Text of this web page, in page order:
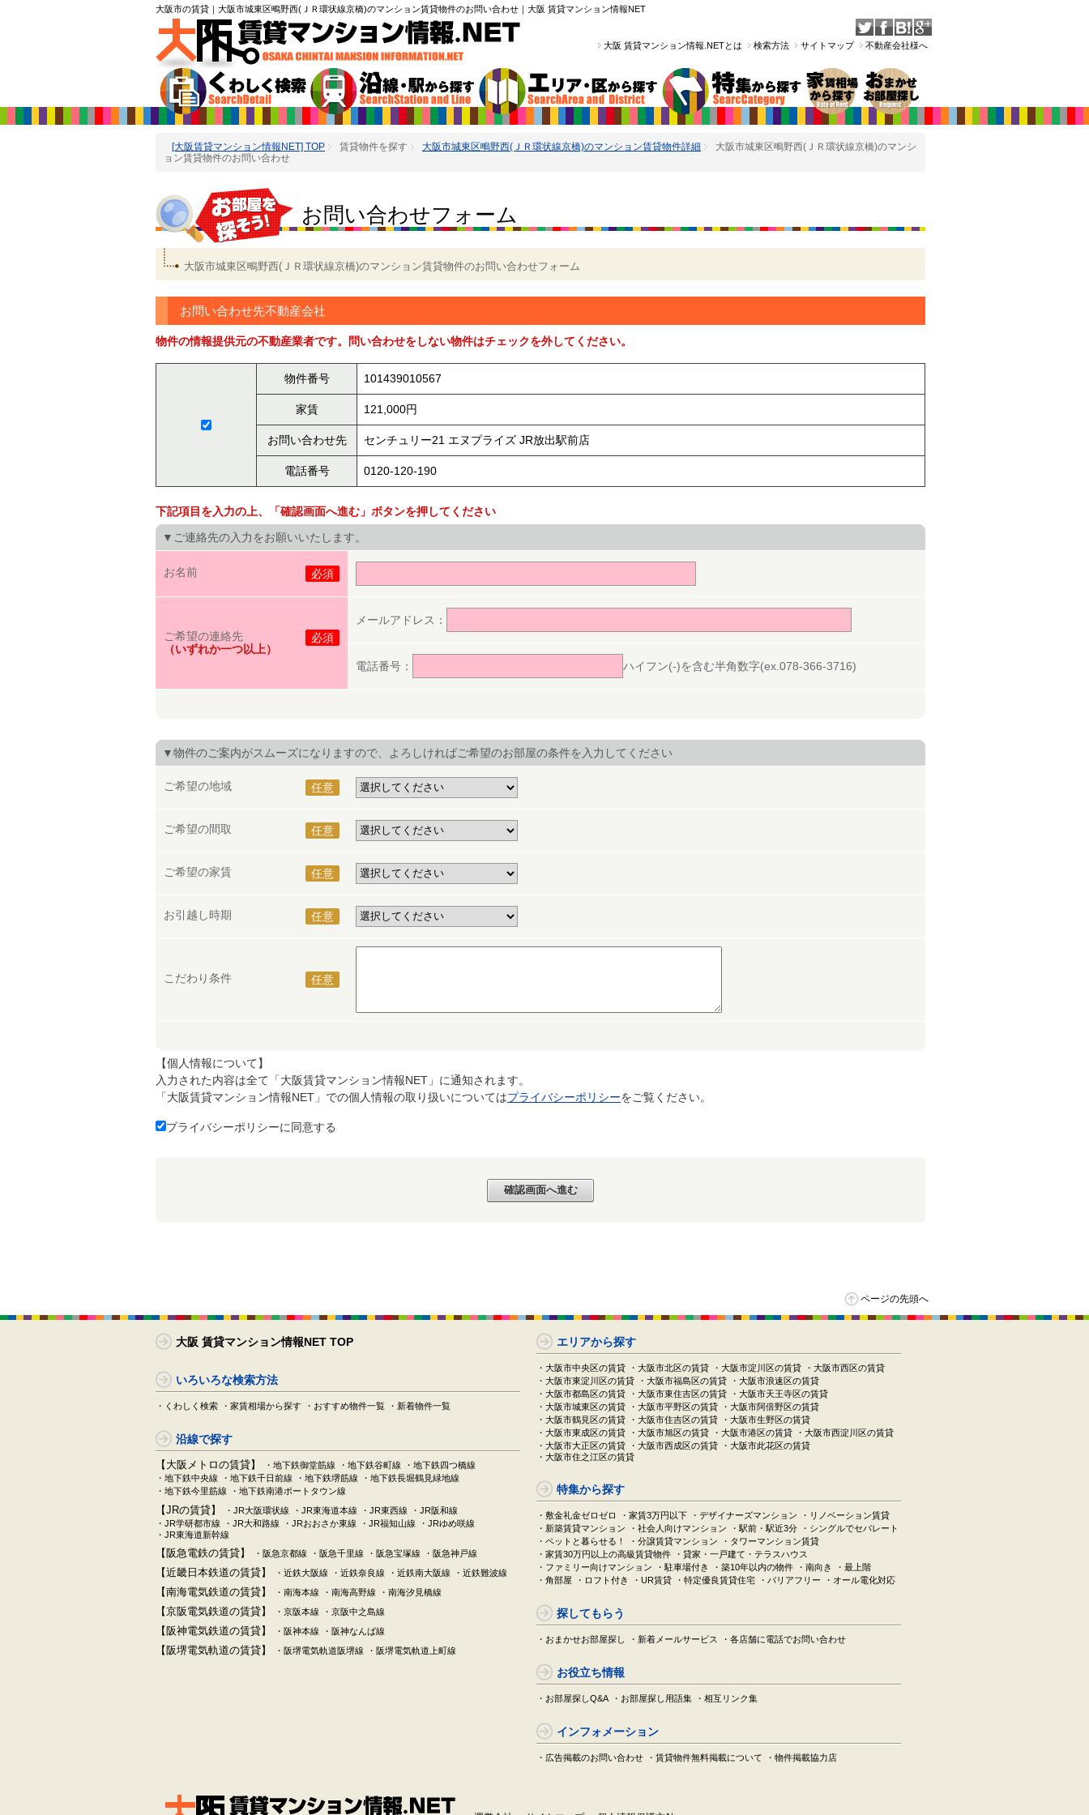
大阪市の賃貸 ｜大阪市城東区鴫野西(ＪＲ環状線京橋)のマンション賃貸物件のお問い合わせ｜大阪 賃貸マンション情報NET
大阪 賃貸マンション情報.NETとは 検索方法 サイトマップ 不動産会社様へ
[大阪賃貸マンション情報NET] TOP 賃貸物件を探す 大阪市城東区鴫野西(ＪＲ環状線京橋)のマンション賃貸物件詳細
大阪市城東区鴫野西(ＪＲ環状線京橋)のマンシ
ョン賃貸物件のお問い合わせ
お問い合わせフォーム
大阪市城東区鴫野西(ＪＲ環状線京橋)のマンション賃貸物件のお問い合わせフォーム
お問い合わせ先不動産会社
物件の情報提供元の不動産業者です。問い合わせをしない物件はチェックを外してください。
物件番号 101439010567
家賃 121,000円
お問い合わせ先 センチュリー21 エヌプライズ JR放出駅前店
電話番号 0120-120-190
下記項目を入力の上、「確認画面へ進む」ボタンを押してください
▼ご連絡先の入力をお願いいたします。
お名前 必須
ご希望の連絡先
必須
（いずれか一つ以上）
メールアドレス：
電話番号： ハイフン(-)を含む半角数字(ex.078-366-3716)
▼物件のご案内がスムーズになりますので、よろしければご希望のお部屋の条件を入力してください
ご希望の地域 任意
ご希望の間取 任意
ご希望の家賃 任意
お引越し時期 任意
こだわり条件 任意
【個人情報について】
入力された内容は全て「大阪賃貸マンション情報NET」に通知されます。
「大阪賃貸マンション情報NET」での個人情報の取り扱いについてはプライバシーポリシーをご覧ください。
プライバシーポリシーに同意する
ページの先頭へ
大阪 賃貸マンション情報NET TOP
いろいろな検索方法
・くわしく検索 ・家賃相場から探す ・おすすめ物件一覧 ・新着物件一覧
沿線で探す
【大阪メトロの賃貸】 ・地下鉄御堂筋線 ・地下鉄谷町線
・地下鉄四つ橋線
・地下鉄中央線
・地下鉄千日前線 ・地下鉄堺筋線
・地下鉄長堀鶴見緑地線
・地下鉄今里筋線
・地下鉄南港ポートタウン線
【JRの賃貸】 ・JR大阪環状線 ・JR東海道本線 ・JR東西線
・JR阪和線
・JR学研都市線
・JR大和路線 ・JRおおさか東線 ・JR福知山線
・JRゆめ咲線
・JR東海道新幹線
【阪急電鉄の賃貸】 ・阪急京都線 ・阪急千里線 ・阪急宝塚線 ・阪急神戸線
【近畿日本鉄道の賃貸】 ・近鉄大阪線 ・近鉄奈良線 ・近鉄南大阪線 ・近鉄難波線
【南海電気鉄道の賃貸】 ・南海本線 ・南海高野線 ・南海汐見橋線
【京阪電気鉄道の賃貸】 ・京阪本線 ・京阪中之島線
【阪神電気鉄道の賃貸】 ・阪神本線 ・阪神なんば線
【阪堺電気軌道の賃貸】 ・阪堺電気軌道阪堺線 ・阪堺電気軌道上町線
エリアから探す
・大阪市中央区の賃貸 ・大阪市北区の賃貸 ・大阪市淀川区の賃貸
・大阪市西区の賃貸
・大阪市東淀川区の賃貸
・大阪市福島区の賃貸
・大阪市浪速区の賃貸
・大阪市都島区の賃貸
・大阪市東住吉区の賃貸
・大阪市天王寺区の賃貸
・大阪市城東区の賃貸
・大阪市平野区の賃貸
・大阪市阿倍野区の賃貸
・大阪市鶴見区の賃貸
・大阪市住吉区の賃貸
・大阪市生野区の賃貸
・大阪市東成区の賃貸
・大阪市旭区の賃貸 ・大阪市港区の賃貸
・大阪市西淀川区の賃貸
・大阪市大正区の賃貸
・大阪市西成区の賃貸
・大阪市此花区の賃貸
・大阪市住之江区の賃貸
特集から探す
・敷金礼金ゼロゼロ ・家賃3万円以下 ・デザイナーズマンション
・リノベーション賃貸
・新築賃貸マンション
・社会人向けマンション ・駅前・駅近3分
・シングルでセパレート
・ペットと暮らせる！
・分譲賃貸マンション
・タワーマンション賃貸
・家賃30万円以上の高級賃貸物件
・貸家・一戸建て・テラスハウス
・ファミリー向けマンション
・駐車場付き ・築10年以内の物件 ・南向き
・最上階
・角部屋
・ロフト付き ・UR賃貸 ・特定優良賃貸住宅 ・バリアフリー ・オール電化対応
探してもらう
・おまかせお部屋探し ・新着メールサービス ・各店舗に電話でお問い合わせ
お役立ち情報
・お部屋探しQ&A ・お部屋探し用語集 ・相互リンク集
インフォメーション
・広告掲載のお問い合わせ ・賃貸物件無料掲載について ・物件掲載協力店